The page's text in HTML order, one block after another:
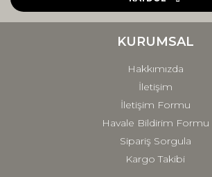
Ürün fiyatı diğer sitelerden daha pahalı.
Gönder
KURUMSAL
Hakkımızda
İletişim
İletişim Formu
Havale Bildirim Formu
Sipariş Sorgula
Kargo Takibi